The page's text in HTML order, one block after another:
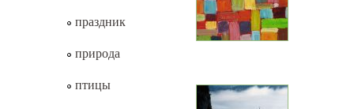
праздник
природа
птицы